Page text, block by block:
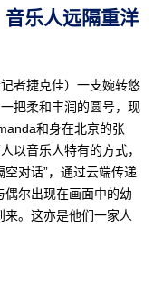
音乐人远隔重洋
记者捷克佳）一支婉转悠
把柔和丰润的圆号，现
和身在北京的张
以音乐人特有的方式，
空对话”，通过云端传递
尔出现在画面中的幼
。这亦是他们一家人